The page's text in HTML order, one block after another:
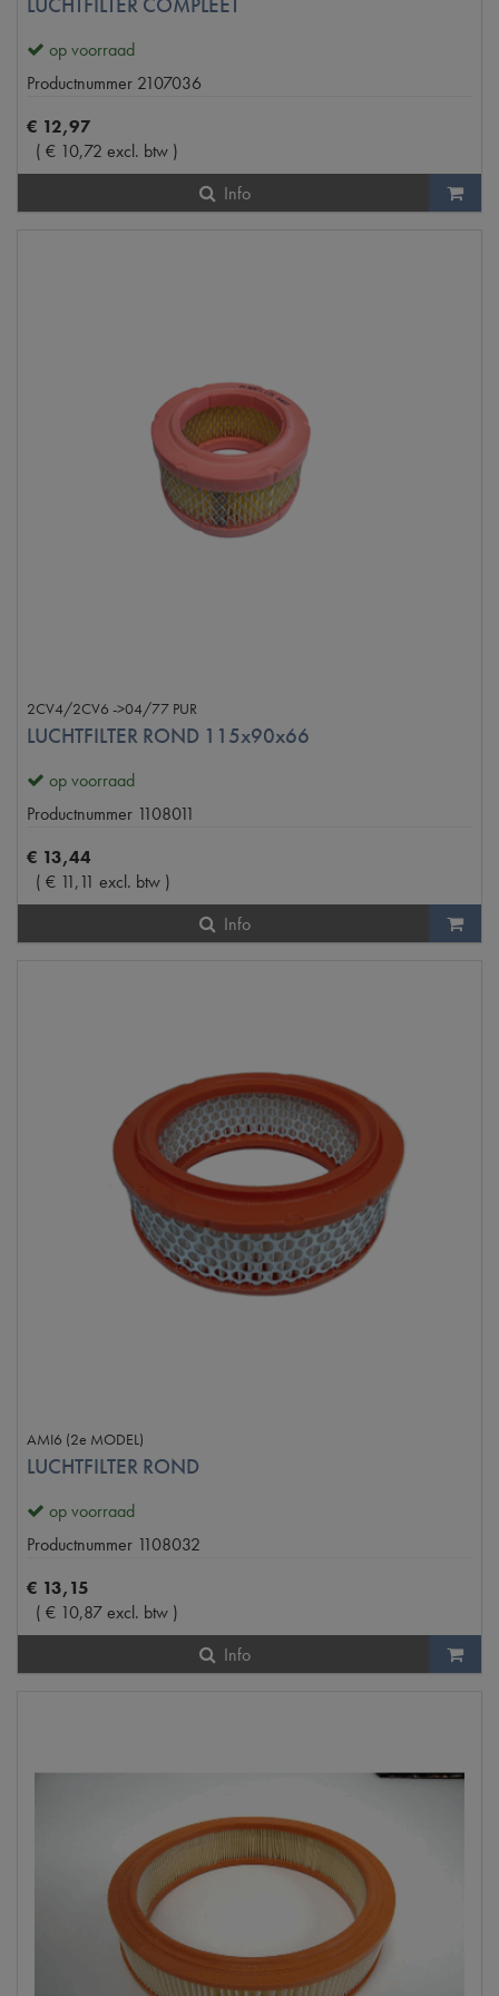
op voorraad
Productnummer 2107036
€ 12,97
( € 10,72 excl. btw )
Info
2CV4/2CV6 ->04/77 PUR
LUCHTFILTER ROND 115x90x66
op voorraad
Productnummer 1108011
€ 13,44
( € 11,11 excl. btw )
Info
AMI6 (2e MODEL)
LUCHTFILTER ROND
op voorraad
Productnummer 1108032
€ 13,15
( € 10,87excl. btw )
Info